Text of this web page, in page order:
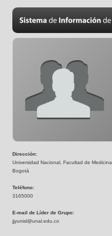
Dirección:
Universidad Nacional, Facultad de Medicina
Bogotá
Teléfono:
3165000
E-mail de Líder de Grupo:
jjyunisl@unal.edu.co